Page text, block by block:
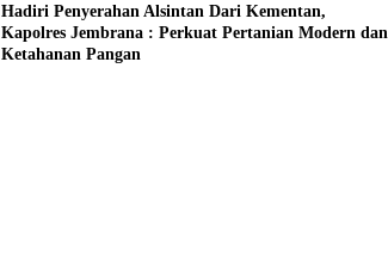
Hadiri Penyerahan Alsintan Dari Kementan,
Kapolres Jembrana : Perkuat Pertanian Modern dan
Ketahanan Pangan